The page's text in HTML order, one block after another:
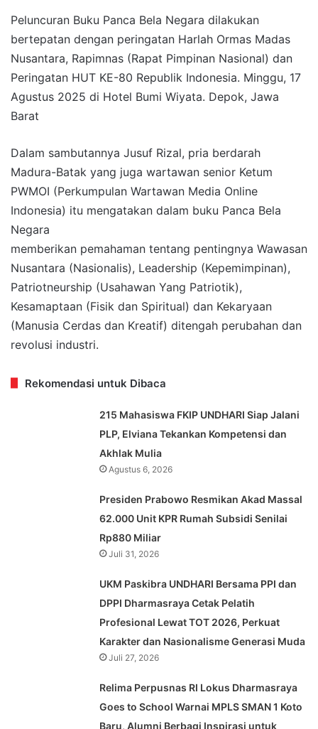
Peluncuran Buku Panca Bela Negara dilakukan
bertepatan dengan peringatan Harlah Ormas Madas
Nusantara, Rapimnas (Rapat Pimpinan Nasional) dan
Peringatan HUT KE-80 Republik Indonesia. Minggu, 17
Agustus 2025 di Hotel Bumi Wiyata. Depok, Jawa
Barat
Dalam sambutannya Jusuf Rizal, pria berdarah
Madura-Batak yang juga wartawan senior Ketum
PWMOI (Perkumpulan Wartawan Media Online
Indonesia) itu mengatakan dalam buku Panca Bela
Negara
memberikan pemahaman tentang pentingnya Wawasan
Nusantara (Nasionalis), Leadership (Kepemimpinan),
Patriotneurship (Usahawan Yang Patriotik),
Kesamaptaan (Fisik dan Spiritual) dan Kekaryaan
(Manusia Cerdas dan Kreatif) ditengah perubahan dan
revolusi industri.
Rekomendasi untuk Dibaca
215 Mahasiswa FKIP UNDHARI Siap Jalani
PLP, Elviana Tekankan Kompetensi dan
Akhlak Mulia
Agustus 6, 2026
Presiden Prabowo Resmikan Akad Massal
62.000 Unit KPR Rumah Subsidi Senilai
Rp880 Miliar
Juli 31, 2026
UKM Paskibra UNDHARI Bersama PPI dan
DPPI Dharmasraya Cetak Pelatih
Profesional Lewat TOT 2026, Perkuat
Karakter dan Nasionalisme Generasi Muda
Juli 27, 2026
Relima Perpusnas RI Lokus Dharmasraya
Goes to School Warnai MPLS SMAN 1 Koto
Baru, Alumni Berbagi Inspirasi untuk